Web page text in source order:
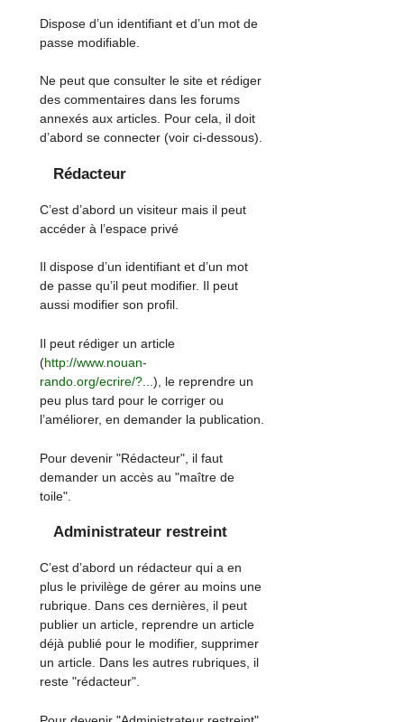
Dispose d’un identifiant et d’un mot de
passe modifiable.
Ne peut que consulter le site et rédiger
des commentaires dans les forums
annexés aux articles. Pour cela, il doit
d’abord se connecter (voir ci-dessous).
Rédacteur
C’est d’abord un visiteur mais il peut
accéder à l’espace privé
Il dispose d’un identifiant et d’un mot
de passe qu’il peut modifier. Il peut
aussi modifier son profil.
Il peut rédiger un article
(http://www.nouan-
rando.org/ecrire/?...), le reprendre un
peu plus tard pour le corriger ou
l’améliorer, en demander la publication.
Pour devenir "Rédacteur", il faut
demander un accès au "maître de
toile".
Administrateur restreint
C’est d’abord un rédacteur qui a en
plus le privilège de gérer au moins une
rubrique. Dans ces dernières, il peut
publier un article, reprendre un article
déjà publié pour le modifier, supprimer
un article. Dans les autres rubriques, il
reste "rédacteur".